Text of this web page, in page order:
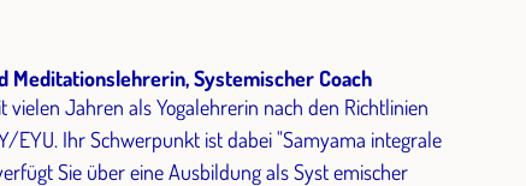
Meditationslehrerin, Systemischer Coach
vielen Jahren als Yogalehrerin nach den Richtlinien
integrale
Sie über eine Ausbildung als Syst emischer